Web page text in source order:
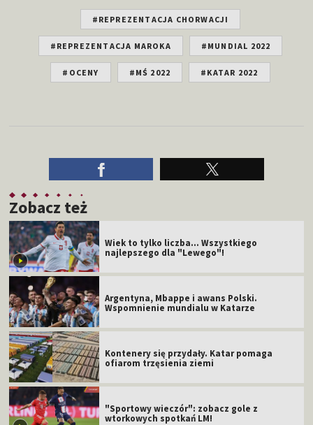
#REPREZENTACJA CHORWACJI
#REPREZENTACJA MAROKA #MUNDIAL 2022
#OCENY #MŚ 2022 #KATAR 2022
Zobacz też
Wiek to tylko liczba... Wszystkiego
najlepszego dla "Lewego"!
Argentyna, Mbappe i awans Polski.
Wspomnienie mundialu w Katarze
Kontenery się przydały. Katar pomaga
ofiarom trzęsienia ziemi
"Sportowy wieczór": zobacz gole z
wtorkowych spotkań LM!